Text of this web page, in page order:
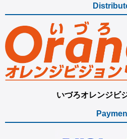
いづろオレンジビ